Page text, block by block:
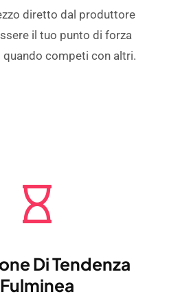
diretto dal produttore
il tuo punto di forza
competi con altri.
Di Tendenza
Fulminea